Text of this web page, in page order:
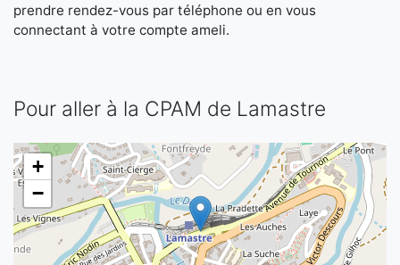
prendre rendez-vous par téléphone ou en vous
connectant à votre compte ameli.
Pour aller à la CPAM de Lamastre
+
−